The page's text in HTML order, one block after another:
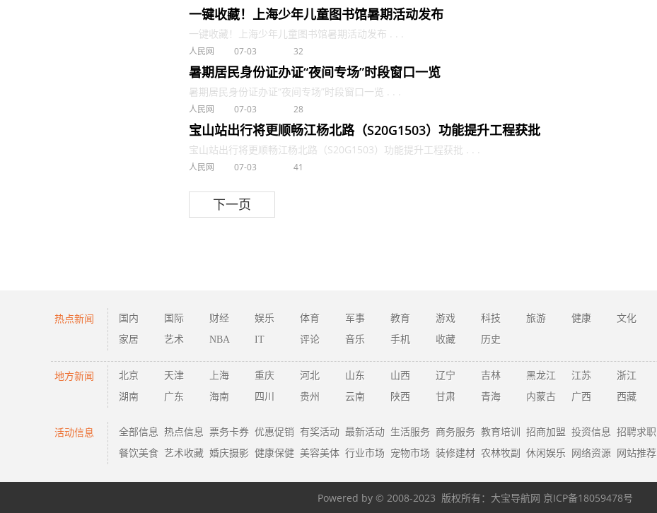
一键收藏！上海少年儿童图书馆暑期活动发布
一键收藏！上海少年儿童图书馆暑期活动发布 . . .
人民网 07-03 32
暑期居民身份证办证“夜间专场”时段窗口一览
暑期居民身份证办证“夜间专场”时段窗口一览 . . .
人民网 07-03 28
宝山站出行将更顺畅江杨北路（S20G1503）功能提升工程获批
宝山站出行将更顺畅江杨北路（S20G1503）功能提升工程获批 . . .
人民网 07-03 41
下一页
热点新闻 国内 国际 财经 娱乐 体育 军事 教育 游戏 科技 旅游 健康 文化
家居
艺术 NBA IT 评论 音乐 手机 收藏 历史
地方新闻 北京 天津 上海 重庆 河北 山东 山西 辽宁 吉林 黑龙江 江苏 浙江
湖南
广东 海南 四川 贵州 云南 陕西 甘肃 青海 内蒙古 广西 西藏
活动信息 全部信息 热点信息 票务卡券 优惠促销 有奖活动 最新活动 生活服务 商务服务 教育培训 招商加盟 投资信息 招聘求职
餐饮美食 艺术收藏 婚庆摄影 健康保健 美容美体 行业市场 宠物市场 装修建材 农林牧副 休闲娱乐 网络资源 网站推荐
Powered by © 2008-2023 版权所有： 大宝导航网 京ICP备18059478号